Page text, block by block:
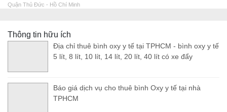
Quận Thủ Đức - Hồ Chí Minh
Thông tin hữu ích
Địa chỉ thuê bình oxy y tế tại TPHCM - bình oxy y tế
5 lít, 8 lít, 10 lít, 14 lít, 20 lít, 40 lít có xe đẩy
Báo giá dịch vụ cho thuê bình Oxy y tế tại nhà
TPHCM